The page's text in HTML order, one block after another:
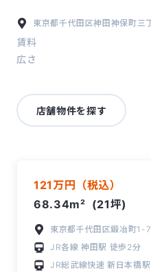
東京都千代田区神田神保町三
賃料
広さ
店舗物件を探す
121万円（税込）
68.34m² (21坪)
東京都千代田区鍛冶町1-
JR各線神田駅 徒歩2分
JR総武線快速新日本橋駅